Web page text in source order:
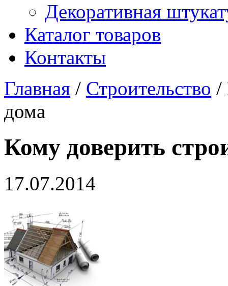
Декоративная
Каталог товаров
Контакты
Главная / Строительство /
дома
Кому доверить
17.07.2014